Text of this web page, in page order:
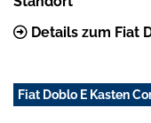
Details zum Fiat
Fiat Doblo E Kasten